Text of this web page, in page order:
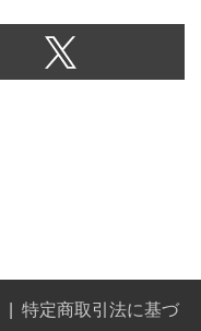
特定商取引法に基づ